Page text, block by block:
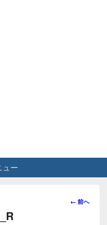
ュー
画
← 前へ